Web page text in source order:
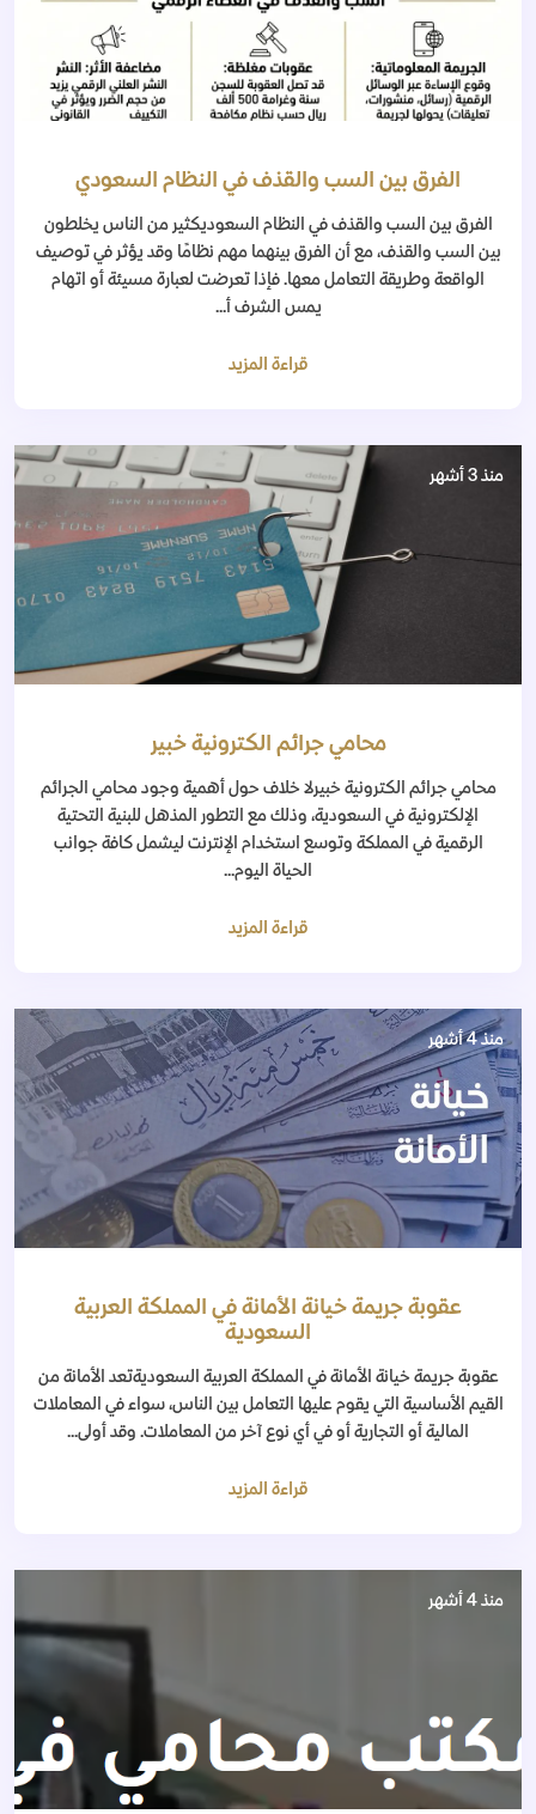
الفرق بين السب والقذف في النظام السعودي
الفرق بين السب والقذف في النظام السعوديكثير من الناس يخلطون
بين السب والقذف، مع أن الفرق بينهما مهم نظامًا وقد يؤثر في توصيف
الواقعة وطريقة التعامل معها. فإذا تعرضت لعبارة مسيئة أو اتهام
يمس الشرف أ...
قراءة المزيد
منذ 3 أشهر
محامي جرائم الكترونية خبير
محامي جرائم الكترونية خبيرلا خلاف حول أهمية وجود محامي الجرائم
الإلكترونية في السعودية، وذلك مع التطور المذهل للبنية التحتية
الرقمية في المملكة وتوسع استخدام الإنترنت ليشمل كافة جوانب
الحياة اليوم...
قراءة المزيد
منذ 4 أشهر
عقوبة جريمة خيانة الأمانة في المملكة العربية
السعودية
عقوبة جريمة خيانة الأمانة في المملكة العربية السعوديةتعد الأمانة من
القيم الأساسية التي يقوم عليها التعامل بين الناس، سواء في المعاملات
المالية أو التجارية أو في أي نوع آخر من المعاملات. وقد أولى...
قراءة المزيد
منذ 4 أشهر